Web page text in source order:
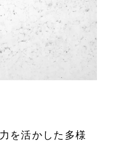
を活かした多様